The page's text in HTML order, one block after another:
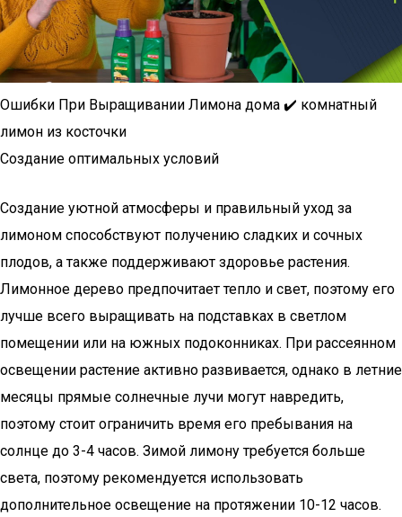
Ошибки При Выращивании Лимона дома ✔️ комнатный
лимон из косточки
Создание оптимальных условий
Создание уютной атмосферы и правильный уход за
лимоном способствуют получению сладких и сочных
плодов, а также поддерживают здоровье растения.
Лимонное дерево предпочитает тепло и свет, поэтому его
лучше всего выращивать на подставках в светлом
помещении или на южных подоконниках. При рассеянном
освещении растение активно развивается, однако в летние
месяцы прямые солнечные лучи могут навредить,
поэтому стоит ограничить время его пребывания на
солнце до 3-4 часов. Зимой лимону требуется больше
света, поэтому рекомендуется использовать
дополнительное освещение на протяжении 10-12 часов.